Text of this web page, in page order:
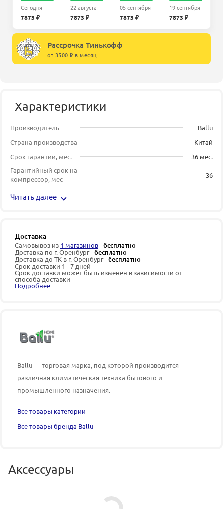
Сегодня
7873 ₽
22 августа
7873 ₽
05 сентября
7873 ₽
19 сентября
7873 ₽
Рассрочка Тинькофф
от 3500 ₽ в месяц
Характеристики
Производитель
Ballu
Страна производства
Китай
Срок гарантии, мес.
36 мес.
Гарантийный срок на
компрессор, мес
36
Читать далее
Доставка
Самовывоз из 1 магазинов-бесплатно
Доставка по г. Оренбург -бесплатно
Доставка до ТК в г. Оренбург -бесплатно
Срок доставки 1 - 7 дней
Срок доставки может быть изменен в зависимости от
способа доставки
Подробнее
Ballu — торговая марка, под которой производится
различная климатическая техника бытового и
промышленного назначения.
Все товары категории
Все товары бренда Ballu
Аксессуары